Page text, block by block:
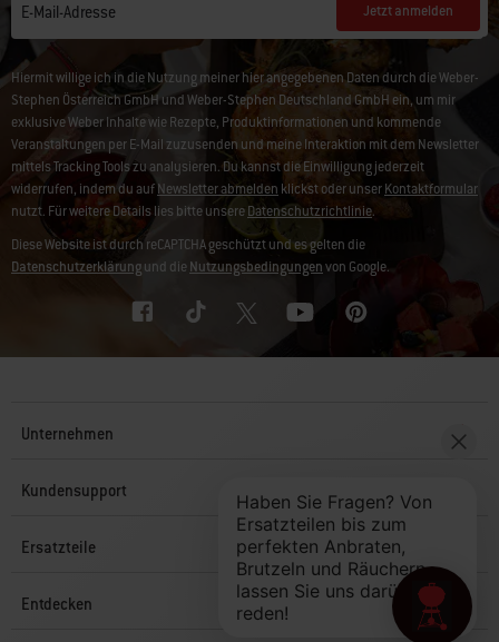
E-Mail-Adresse Jetzt anmelden
Hiermit willige ich in die Nutzung meiner hier angegebenen Daten durch die Weber-
Stephen Österreich GmbH und Weber-Stephen Deutschland GmbH ein, um mir
exklusive Weber Inhalte wie Rezepte, Produktinformationen und kommende
Veranstaltungen per E-Mail zuzusenden und meine Interaktion mit dem Newsletter
mittels Tracking Tools zu analysieren. Du kannst die Einwilligung jederzeit
widerrufen, indem du aufNewsletter abmelden klickst oder unserKontaktformular
nutzt. Für weitere Details lies bitte unsereDatenschutzrichtlinie.
Diese Website ist durch reCAPTCHA geschützt und es gelten die
Datenschutzerklärungund dieNutzungsbedingungenvon Google.
Unternehmen
Kundensupport
Ersatzteile
Entdecken